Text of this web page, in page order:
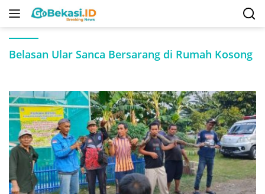
Langsung
Belasan Ular Sanca Bersarang di Rumah Kosong